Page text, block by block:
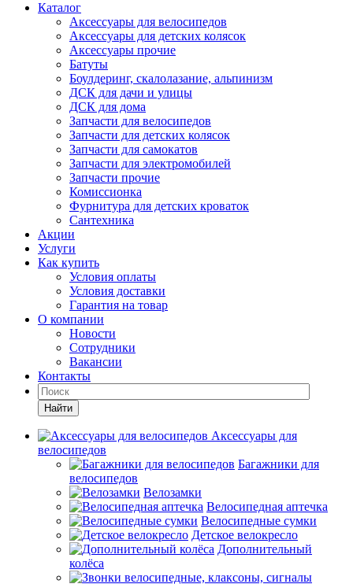
Каталог
Аксессуары для велосипедов
Аксессуары для детских колясок
Аксессуары прочие
Батуты
Боулдеринг, скалолазание, альпинизм
ДСК для дачи и улицы
ДСК для дома
Запчасти для велосипедов
Запчасти для детских колясок
Запчасти для самокатов
Запчасти для электромобилей
Запчасти прочие
Комиссионка
Фурнитура для детских кроваток
Сантехника
Акции
Услуги
Как купить
Условия оплаты
Условия доставки
Гарантия на товар
О компании
Новости
Сотрудники
Вакансии
Контакты
Найти
Аксессуары для
велосипедов
Багажники для
велосипедов
Велозамки
Велосипедная аптечка
Велосипедные сумки
Детское велокресло
Дополнительный
колёса